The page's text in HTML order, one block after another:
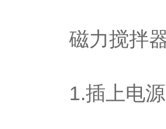
磁力搅拌器
1.插上电源